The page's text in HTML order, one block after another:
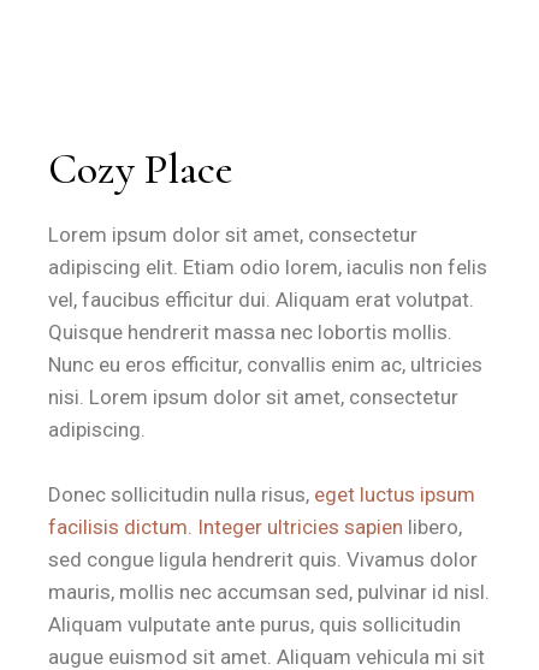
Cozy Place
Lorem ipsum dolor sit amet, consectetur
adipiscing elit. Etiam odio lorem, iaculis non felis
vel, faucibus efficitur dui. Aliquam erat volutpat.
Quisque hendrerit massa nec lobortis mollis.
Nunc eu eros efficitur, convallis enim ac, ultricies
nisi. Lorem ipsum dolor sit amet, consectetur
adipiscing.
Donec sollicitudin nulla risus, eget luctus ipsum
facilisis dictum. Integer ultricies sapien libero,
sed congue ligula hendrerit quis. Vivamus dolor
mauris, mollis nec accumsan sed, pulvinar id nisl.
Aliquam vulputate ante purus, quis sollicitudin
augue euismod sit amet. Aliquam vehicula mi sit